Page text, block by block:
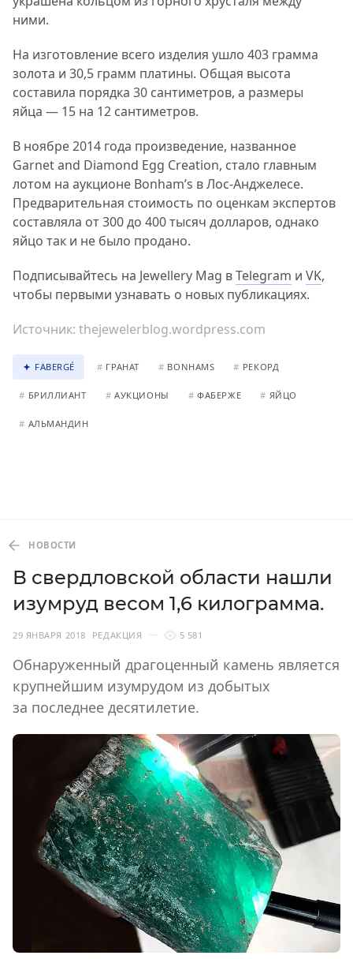
ними.
На изготовление всего изделия ушло 403 грамма
золота и 30,5 грамм платины. Общая высота
составила порядка 30 сантиметров, а размеры
яйца — 15 на 12 сантиметров.
В ноябре 2014 года произведение, названное
Garnet and Diamond Egg Creation, стало главным
лотом на аукционе Bonham’s в Лос-Анджелесе.
Предварительная стоимость по оценкам экспертов
составляла от 300 до 400 тысяч долларов, однако
яйцо так и не было продано.
Подписывайтесь на Jewellery Mag вTelegram и VK,
чтобы первыми узнавать о новых публикациях.
Источник: thejewelerblog.wordpress.com
FABERGÉ # ГРАНАТ # BONHAMS # РЕКОРД
# БРИЛЛИАНТ # АУКЦИОНЫ # ФАБЕРЖЕ # ЯЙЦО
# АЛЬМАНДИН
НОВОСТИ
В свердловской области нашли
изумруд весом 1,6 килограмма.
29 ЯНВАРЯ 2018 РЕДАКЦИЯ 5 581
Обнаруженный драгоценный камень является
крупнейшим изумрудом из добытых
за последнее десятилетие.